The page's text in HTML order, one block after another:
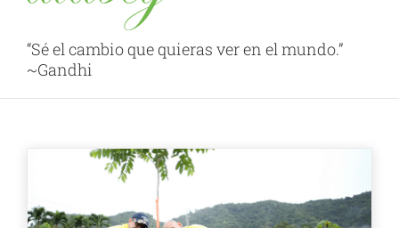
“Sé el cambio que quieras ver en el mundo.”
~Gandhi